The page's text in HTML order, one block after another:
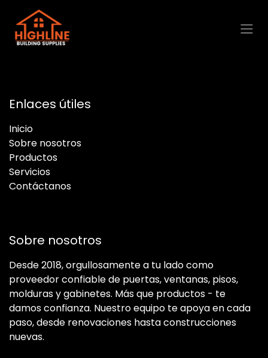
Ir al contenido
Enlaces útiles
Inicio
Sobre nosotros
Productos
Servicios
Contáctanos
Sobre nosotros
Desde 2018, orgullosamente a tu lado como
proveedor confiable de puertas, ventanas, pisos,
molduras y gabinetes. Más que productos - te
damos confianza. Nuestro equipo te apoya en cada
paso, desde renovaciones hasta construcciones
nuevas.